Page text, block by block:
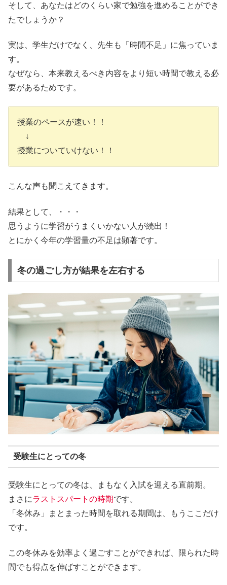
そして、あなたはどのくらい家で勉強を進めることができ
たでしょうか？
実は、学生だけでなく、先生も「時間不足」に焦っていま
す。
なぜなら、 本来教えるべき内容をより短い時間で教える必
要があるためです。
授業のペースが速い！！
↓
授業についていけない！！
こんな声も聞こえてきます。
結果として、・・・
思うように学習がうまくいかない人が続出！
とにかく今年の学習量の不足は顕著です。
冬の過ごし方が結果を左右する
受験生にとっての冬
受験生にとっての冬は、まもなく入試を迎える直前期。
まさにラストスパートの時期です。
「冬休み」まとまった時間を取れる期間は、もうここだけ
です。
この冬休みを効率よく過ごすことができれば、限られた時
間でも得点を伸ばすことができます。